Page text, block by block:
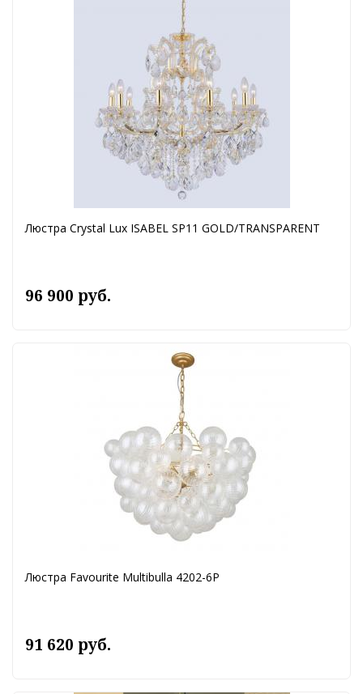
Люстра Crystal Lux ISABEL SP11 GOLD/TRANSPARENT
96 900 руб.
Люстра Favourite Multibulla 4202-6P
91 620 руб.